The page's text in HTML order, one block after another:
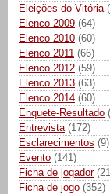
Eleições do Vitória
Elenco 2009 (64)
Elenco 2010 (60)
Elenco 2011 (66)
Elenco 2012 (59)
Elenco 2013 (63)
Elenco 2014 (60)
Enquete-Resultado
Entrevista (172)
Esclarecimentos (9)
Evento (141)
Ficha de jogador
Ficha de jogo (352)